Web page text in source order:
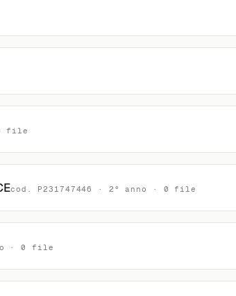
0 file
cod. P231747446 · 2° anno · 0 file
· 0 file